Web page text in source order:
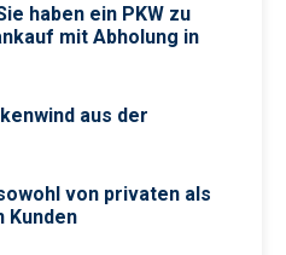
haben ein PKW zu
mit Abholung in
aus der
von privaten als
Kunden